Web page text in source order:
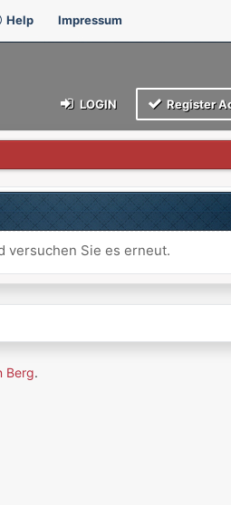
Help Impressum
LOGIN Register
versuchen Sie es erneut.
Berg.